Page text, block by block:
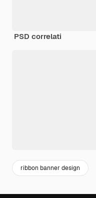
PSD correlati
ribbon banner design